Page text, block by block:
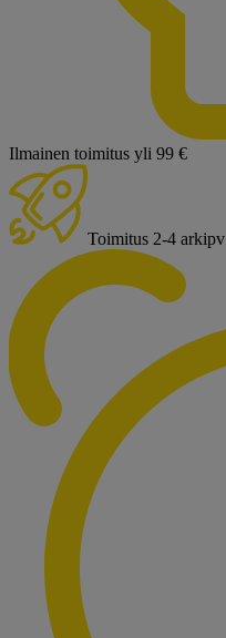
Ilmainen toimitus yli 99 €
Toimitus 2-4 arkipv